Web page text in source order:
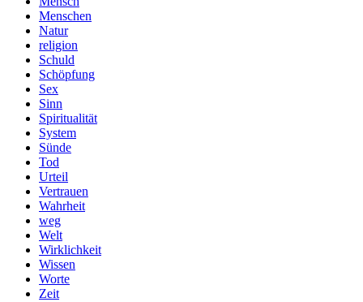
Menschen
Natur
religion
Schuld
Schöpfung
Sex
Sinn
Spiritualität
System
Sünde
Tod
Urteil
Vertrauen
Wahrheit
weg
Welt
Wirklichkeit
Wissen
Worte
Zeit